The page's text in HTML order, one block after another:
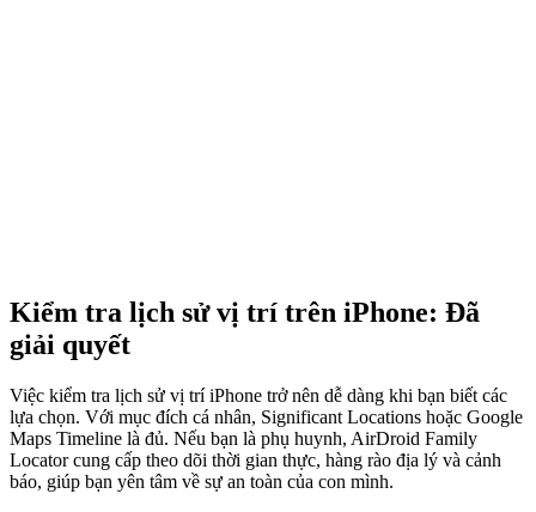
Kiểm tra lịch sử vị trí trên iPhone: Đã
giải quyết
Việc kiểm tra lịch sử vị trí iPhone trở nên dễ dàng khi bạn biết các
lựa chọn. Với mục đích cá nhân, Significant Locations hoặc Google
Maps Timeline là đủ. Nếu bạn là phụ huynh, AirDroid Family
Locator cung cấp theo dõi thời gian thực, hàng rào địa lý và cảnh
báo, giúp bạn yên tâm về sự an toàn của con mình.